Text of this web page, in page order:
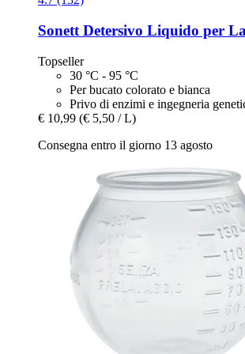
Sonett Detersivo Liquido per
Topseller
30 °C - 95 °C
Per bucato colorato e bianca
Privo di enzimi e ingegneria
€ 10,99 (€ 5,50 / L)
Consegna entro il giorno 13 agosto